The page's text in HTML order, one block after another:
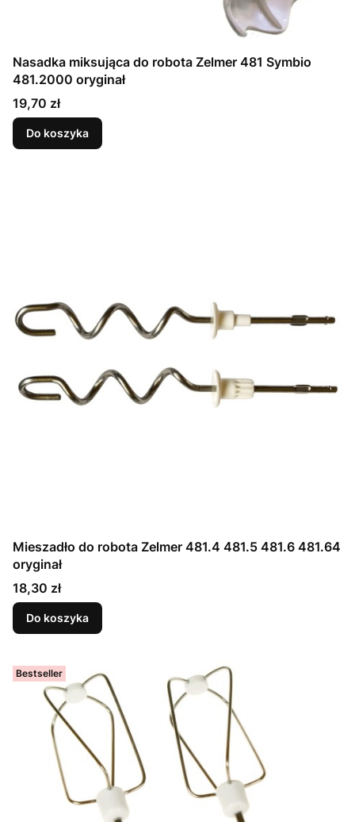
Nasadka miksująca do robota Zelmer 481 Symbio
481.2000 oryginał
Cena
19,70 zł
Do koszyka
Mieszadło do robota Zelmer 481.4 481.5 481.6 481.64
oryginał
Cena
18,30 zł
Do koszyka
Bestseller